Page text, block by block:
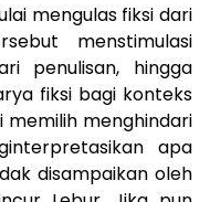
mengulas fiksi dari
menstimulasi
penulisan, hingga
fiksi bagi konteks
memilih menghindari
apa
disampaikan oleh